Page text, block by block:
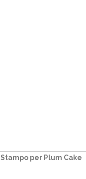
Stampo per Plum Cake